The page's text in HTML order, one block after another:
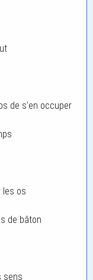
de s’en occuper
les os
de bâton
sens